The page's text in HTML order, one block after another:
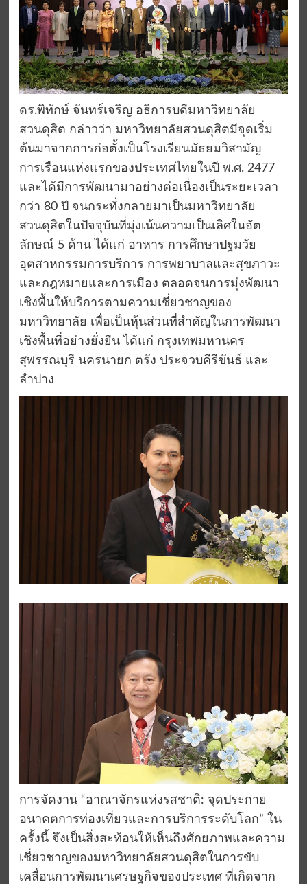
ดร.พิทักษ์ จันทร์เจริญ อธิการบดีมหาวิทยาลัย
สวนดุสิต กล่าวว่า มหาวิทยาลัยสวนดุสิตมีจุดเริ่ม
ต้นมาจากการก่อตั้งเป็นโรงเรียนมัธยมวิสามัญ
การเรือนแห่งแรกของประเทศไทยในปี พ.ศ. 2477
และได้มีการพัฒนามาอย่างต่อเนื่องเป็นระยะเวลา
กว่า 80 ปี จนกระทั่งกลายมาเป็นมหาวิทยาลัย
สวนดุสิตในปัจจุบันที่มุ่งเน้นความเป็นเลิศในอัต
ลักษณ์ 5 ด้าน ได้แก่ อาหาร การศึกษาปฐมวัย
อุตสาหกรรมการบริการ การพยาบาลและสุขภาวะ
และกฎหมายและการเมือง ตลอดจนการมุ่งพัฒนา
เชิงพื้นให้บริการตามความเชี่ยวชาญของ
มหาวิทยาลัย เพื่อเป็นหุ้นส่วนที่สำคัญในการพัฒนา
เชิงพื้นที่อย่างยั่งยืน ได้แก่ กรุงเทพมหานคร
สุพรรณบุรี นครนายก ตรัง ประจวบคีรีขันธ์ และ
ลำปาง
การจัดงาน “อาณาจักรแห่งรสชาติ: จุดประกาย
อนาคตการท่องเที่ยวและการบริการระดับโลก” ใน
ครั้งนี้ จึงเป็นสิ่งสะท้อนให้เห็นถึงศักยภาพและความ
เชี่ยวชาญของมหาวิทยาลัยสวนดุสิตในการขับ
เคลื่อนการพัฒนาเศรษฐกิจของประเทศ ที่เกิดจาก